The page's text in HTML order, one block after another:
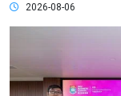
2026-08-06